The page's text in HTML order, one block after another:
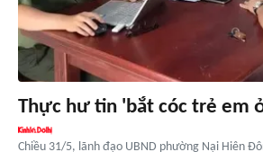
Thực hư tin 'bắt cóc trẻ em
Chiều 31/5, lãnh đạo UBND phường Nại Hiên